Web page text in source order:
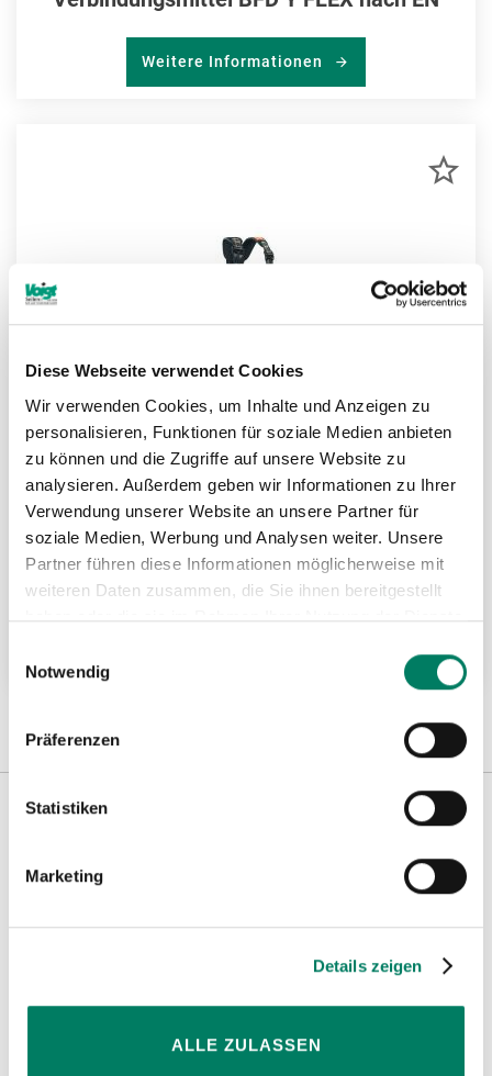
Diese Webseite verwendet Cookies
Wir verwenden Cookies, um Inhalte und Anzeigen zu
personalisieren, Funktionen für soziale Medien anbieten
zu können und die Zugriffe auf unsere Website zu
analysieren. Außerdem geben wir Informationen zu Ihrer
Verwendung unserer Website an unsere Partner für
soziale Medien, Werbung und Analysen weiter. Unsere
Partner führen diese Informationen möglicherweise mit
weiteren Daten zusammen, die Sie ihnen bereitgestellt
haben oder die sie im Rahmen Ihrer Nutzung der Dienste
Notwendig
Präferenzen
Statistiken
Marketing
Details zeigen
ALLE ZULASSEN
Weitere Informationen
Auffanggurt Modell IGNITE PROTON WIND
STEEL nach MEETS CSA
Hinweise